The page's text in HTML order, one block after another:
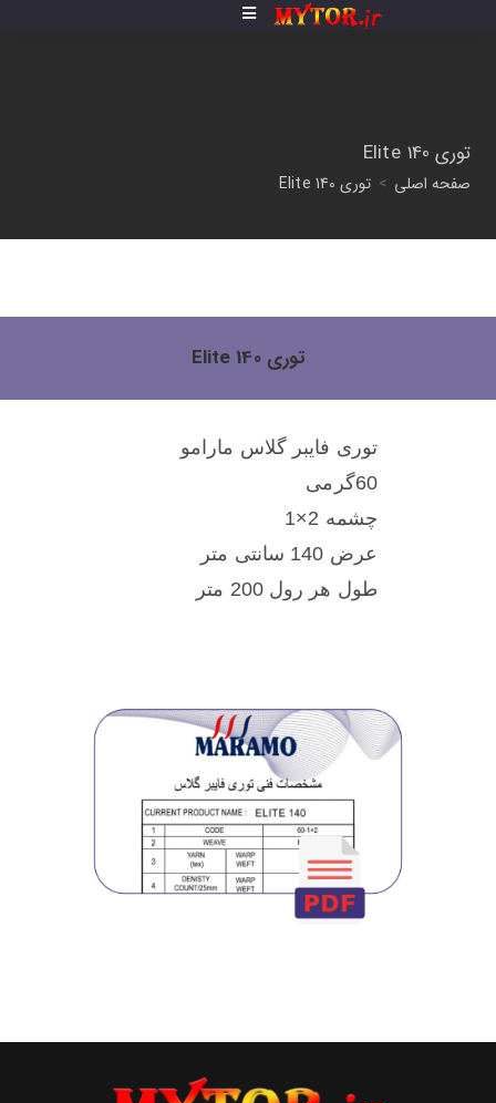
توری Elite 140
صفحه اصلی > توری Elite 140
توری Elite 140
توری فایبر گلاس مارامو
60گرمی
چشمه 2×1
عرض 140 سانتی متر
طول هر رول 200 متر